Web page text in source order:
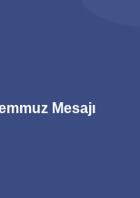
Mesajı